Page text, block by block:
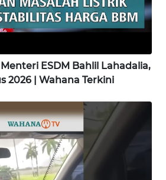
ESDM Bahlil Lahadalia,
2026 | Wahana Terkini